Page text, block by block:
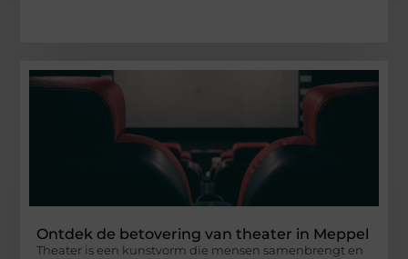
Ontdek de betovering van theater in Meppel
Theater is een kunstvorm die mensen samenbrengt en